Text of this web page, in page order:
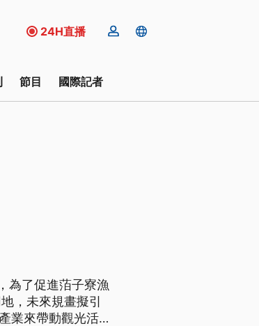
24H直播
節目 國際記者
為了促進萡子寮漁
，未來規畫擬引
業來帶動觀光活化